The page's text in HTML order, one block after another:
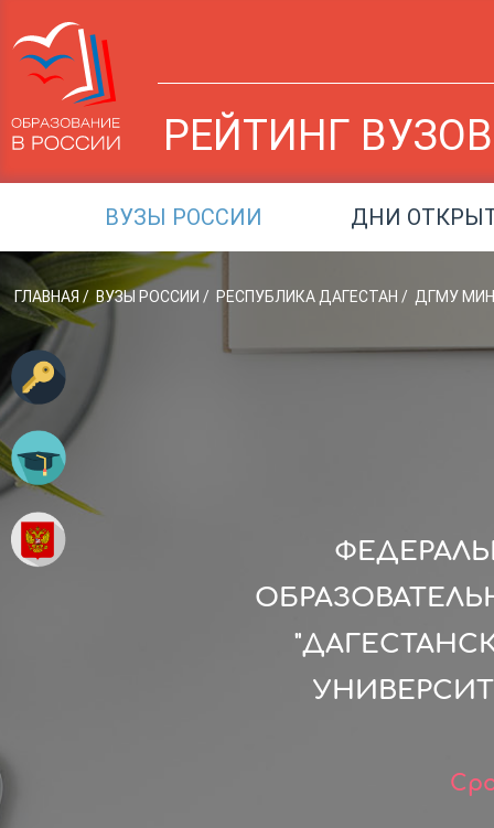
РЕЙТИНГ ВУЗОВ
ВУЗЫ РОССИИ ДНИ
ГЛАВНАЯ / ВУЗЫ РОССИИ / РЕСПУБЛИКА ДАГЕСТАН / ДГМУ